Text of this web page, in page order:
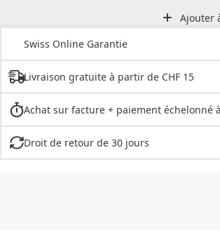
Ajouter
Swiss Online Garantie
Livraison gratuite à partir de CHF 15
Achat sur facture + paiement échelonné
Droit de retour de 30 jours